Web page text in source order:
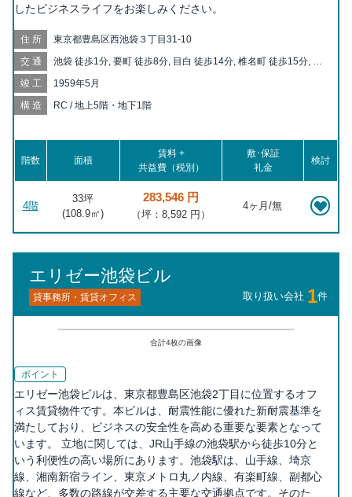
したビジネスライフをお楽しみください。
住所 東京都豊島区西池袋３丁目31-10
交通
池袋 徒歩1分, 要町 徒歩8分, 目白 徒歩14分, 椎名町 徒歩15分, 東
谷 徒歩18分, 鬼子母神前 徒歩18分, 東池袋四丁目 徒歩19分, 千川
徒歩20分
竣工 1959年5月
構造 RC / 地上5階・地下1階
階数 面積
賃料 +
共益費（税別）
敷･保証
礼金
検討
4階
33坪
(108.9㎡)
283,546 円
（坪：8,592 円）
4ヶ月/無
エリゼー池袋ビル
貸事務所・賃貸オフィス 取り扱い会社 1件
合計4枚の画像
ポイント
エリゼー池袋ビルは、東京都豊島区池袋2丁目に位置するオフ
ィス賃貸物件です。本ビルは、耐震性能に優れた新耐震基準を
満たしており、ビジネスの安全性を高める重要な要素となって
います。 立地に関しては、JR山手線の池袋駅から徒歩10分と
いう利便性の高い場所にあります。池袋駅は、山手線、埼京
線、湘南新宿ライン、東京メトロ丸ノ内線、有楽町線、副都心
線など、多数の路線が交差する主要な交通拠点です。そのた